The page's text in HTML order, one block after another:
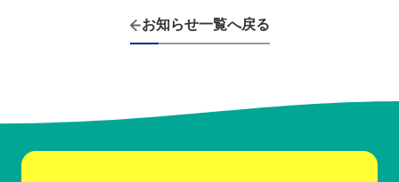
お知らせ一覧へ戻る